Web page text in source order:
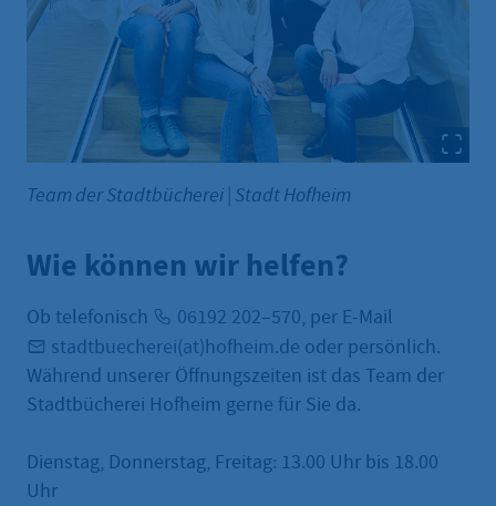
Team der Stadtbücherei Stadt Hofheim
Wie können wir helfen?
Ob telefonisch 06192 202–570, per E-Mail
stadtbuecherei(at)hofheim.de oder persönlich.
Während unserer Öffnungszeiten ist das Team der
Stadtbücherei Hofheim gerne für Sie da.
Dienstag, Donnerstag, Freitag: 13.00 Uhr bis 18.00
Uhr